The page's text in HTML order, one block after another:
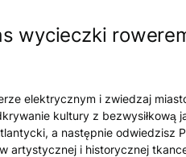
wycieczki
elektrycznym i zwiedzaj
kultury z
a następnie odwiedzisz
artystycznej i historycznej